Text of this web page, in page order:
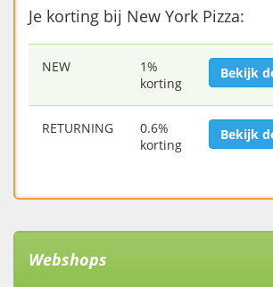
Je korting bij New York Pizza:
NEW
1%
korting
Bekijk
RETURNING
0.6%
korting
Bekijk
Webshops